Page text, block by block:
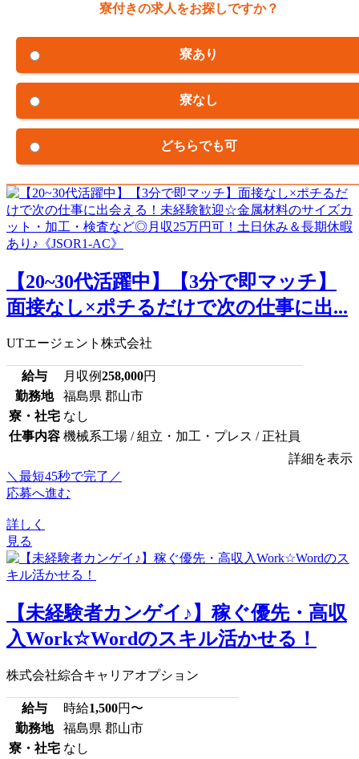
寮付きの求人をお探しですか？
寮あり
寮なし
どちらでも可
【20~30代活躍中】【3分で即マッチ】
面接なし×ポチるだけで次の仕事に出...
UTエージェント株式会社
給与 月収例258,000円
勤務地
福島県 郡山市
寮・社宅 なし
仕事内容 機械系工場 / 組立・加工・プレス / 正社員
詳細を表示
＼最短45秒で完了／
応募へ進む
詳しく
見る
【未経験者カンゲイ♪】稼ぐ優先・高収
入Work☆Wordのスキル活かせる！
株式会社綜合キャリアオプション
給与 時給1,500円〜
勤務地
福島県 郡山市
寮・社宅 なし